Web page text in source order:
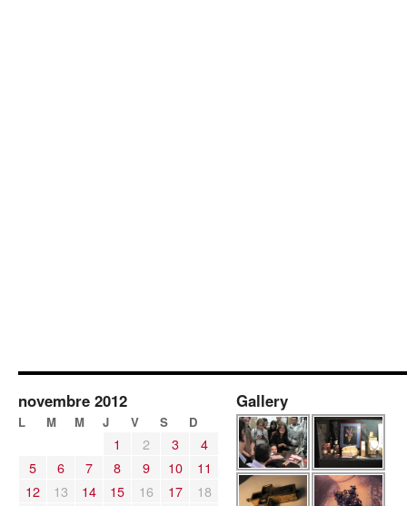
novembre 2012
L M M J V S D
1 2 3
4
5
6 7 8 9 10
11
12
13 14 15 16 17
18
Gallery